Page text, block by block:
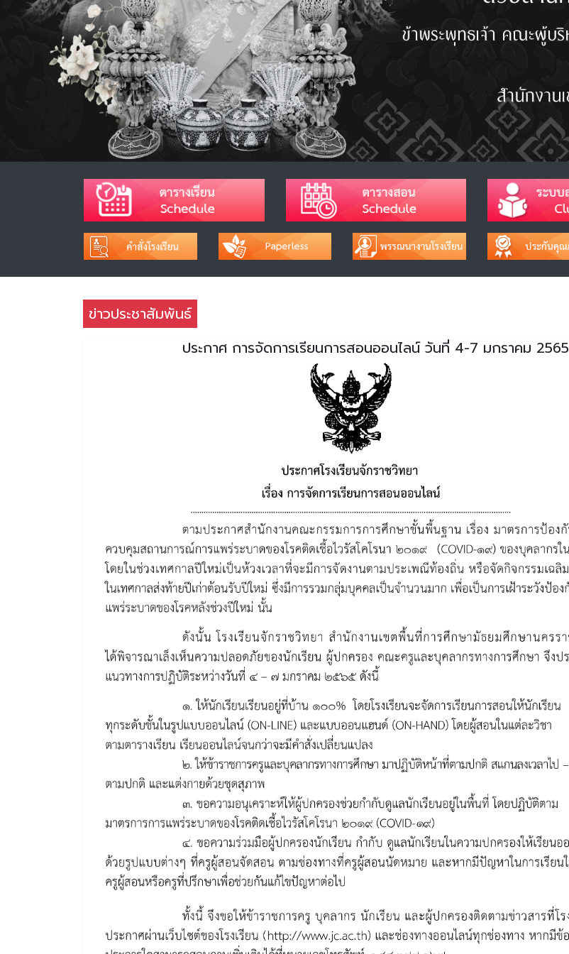
ข่าวประชาสัมพันธ์
ประกาศ การจัดการเรียนการสอนออนไลน์ วันที่ 4-7 มกราคม 2565